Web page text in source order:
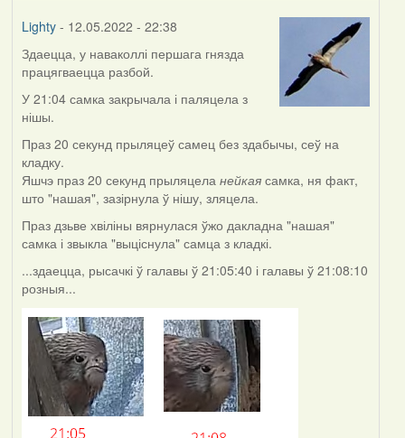
Lighty- 12.05.2022 - 22:38
Здаецца, у наваколлі першага гнязда
працягваецца разбой.
У 21:04 самка закрычала і паляцела з
нішы.
Праз 20 секунд прыляцеў самец без здабычы, сеў на
кладку.
Яшчэ праз 20 секунд прыляцела нейкаясамка, ня факт,
што "нашая", зазірнула ў нішу, зляцела.
Праз дзьве хвіліны вярнулася ўжо дакладна "нашая"
самка і звыкла "выціснула" самца з кладкі.
...здаецца, рысачкі ў галавы ў 21:05:40 і галавы ў 21:08:10
розныя...